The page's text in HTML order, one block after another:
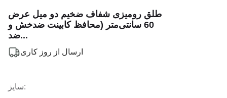
طلق رومیزی شفاف ضخیم دو میل عرض
60 سانتی‌متر (محافظ کابینت ضدخش و
ضد...
ارسال از روز کاری
سایز: